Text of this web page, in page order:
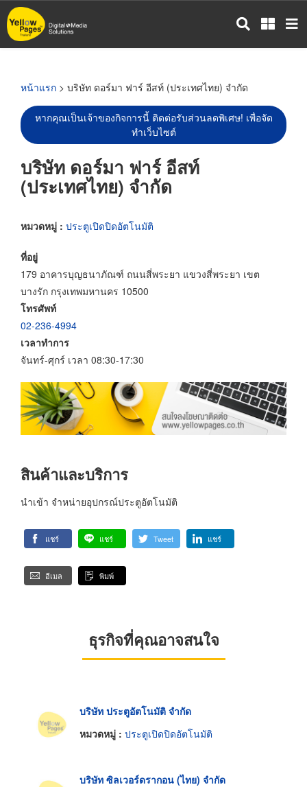
ข้าม
ไป
หน้าแรก > บริษัท ดอร์มา ฟาร์ อีสท์ (ประเทศไทย) จำกัด
หากคุณเป็นเจ้าของกิจการนี้ ติดต่อรับส่วนลดพิเศษ! เพื่อจัด
ทำเว็บไซต์
บริษัท ดอร์มา ฟาร์ อีสท์
(ประเทศไทย) จำกัด
หมวดหมู่ : ประตูเปิดปิดอัตโนมัติ
ที่อยู่
179 อาคารบุญธนาภัณฑ์ ถนนสี่พระยา แขวงสี่พระยา เขต
บางรัก กรุงเทพมหานคร 10500
โทรศัพท์
02-236-4994
เวลาทำการ
จันทร์-ศุกร์ เวลา 08:30-17:30
สินค้าและบริการ
นำเข้า จำหน่ายอุปกรณ์ประตูอัตโนมัติ
แชร์ แชร์ Tweet แชร์
อีเมล พิมพ์
ธุรกิจที่คุณอาจสนใจ
บริษัท ประตูอัตโนมัติ จำกัด
หมวดหมู่ : ประตูเปิดปิดอัตโนมัติ
บริษัท ซิลเวอร์ดรากอน (ไทย) จำกัด